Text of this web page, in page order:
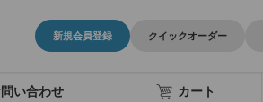
新規会員登録
クイックオーダー
い合わせ カート